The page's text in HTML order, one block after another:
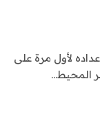
لأول مرة على